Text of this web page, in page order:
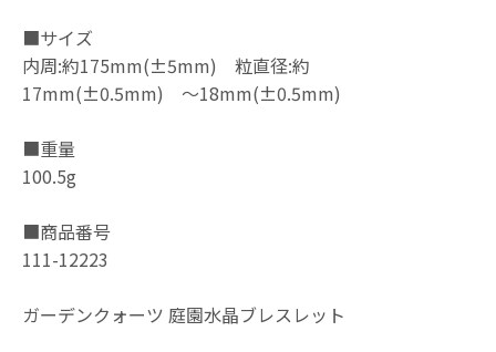
■サイズ
内周:約175mm(±5mm) 粒直径:約
17mm(±0.5mm) 〜18mm(±0.5mm)
■重量
100.5g
■商品番号
111-12223
ガーデンクォーツ 庭園水晶ブレスレット